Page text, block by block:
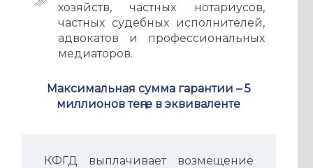
хозяйств, частных нотариусов,
частных судебных исполнителей,
адвокатов и профессиональных
медиаторов.
Максимальная сумма гарантии – 5
миллионов теңге в эквиваленте
КФГД выплачивает возмещение